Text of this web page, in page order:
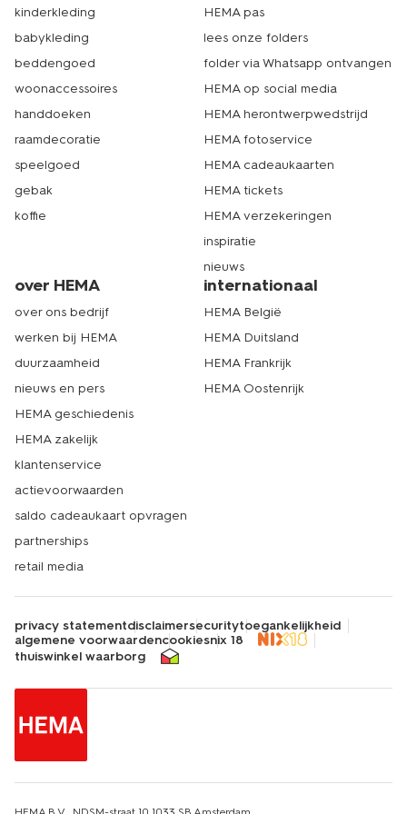
kinderkleding
babykleding
beddengoed
woonaccessoires
handdoeken
raamdecoratie
speelgoed
gebak
koffie
HEMA pas
lees onze folders
folder via Whatsapp ontvangen
HEMA op social media
HEMA herontwerpwedstrijd
HEMA fotoservice
HEMA cadeaukaarten
HEMA tickets
HEMA verzekeringen
inspiratie
nieuws
over HEMA
over ons bedrijf
werken bij HEMA
duurzaamheid
nieuws en pers
HEMA geschiedenis
HEMA zakelijk
klantenservice
actievoorwaarden
saldo cadeaukaart opvragen
partnerships
retail media
internationaal
HEMA België
HEMA Duitsland
HEMA Frankrijk
HEMA Oostenrijk
privacy statementdisclaimersecuritytoegankelijkheid
algemene voorwaardencookiesnix 18
thuiswinkel waarborg